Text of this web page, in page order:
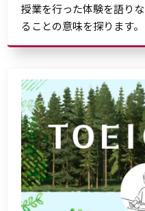
授業を行った体験を語り
ることの意味を探ります。